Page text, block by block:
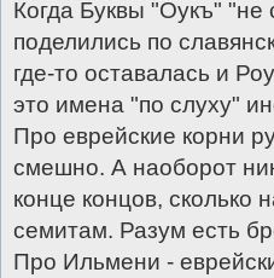
Когда Буквы "Оукъ" "не
поделились по
где-то оставалась и
это имена "по слуху"
Про еврейские корни
смешно. А наоборот
конце концов, сколько
семитам. Разум есть
Про Ильмени -